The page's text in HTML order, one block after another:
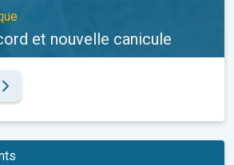
et nouvelle canicule